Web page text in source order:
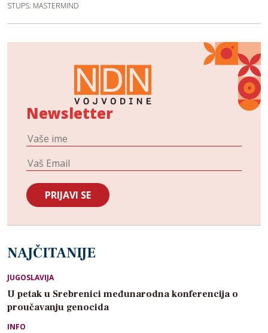
STUPS: MASTERMIND
Newsletter
NAJČITANIJE
JUGOSLAVIJA
U petak u Srebrenici međunarodna konferencija o
proučavanju genocida
INFO